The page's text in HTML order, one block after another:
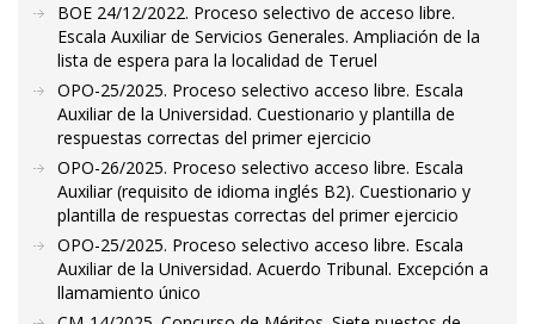
BOE 24/12/2022. Proceso selectivo de acceso libre.
Escala Auxiliar de Servicios Generales. Ampliación de la
lista de espera para la localidad de Teruel
OPO-25/2025. Proceso selectivo acceso libre. Escala
Auxiliar de la Universidad. Cuestionario y plantilla de
respuestas correctas del primer ejercicio
OPO-26/2025. Proceso selectivo acceso libre. Escala
Auxiliar (requisito de idioma inglés B2). Cuestionario y
plantilla de respuestas correctas del primer ejercicio
OPO-25/2025. Proceso selectivo acceso libre. Escala
Auxiliar de la Universidad. Acuerdo Tribunal. Excepción a
llamamiento único